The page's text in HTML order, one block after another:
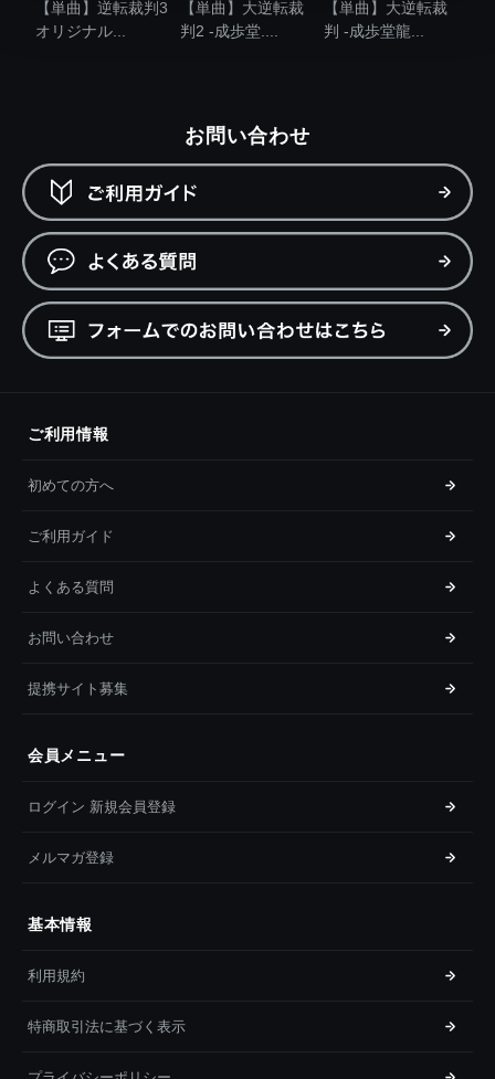
【単曲】逆転裁判3
オリジナル...
【単曲】大逆転裁
判2 -成歩堂....
【単曲】大逆転裁
判 -成歩堂龍...
お問い合わせ
ご利用情報
初めての方へ
ご利用ガイド
よくある質問
お問い合わせ
提携サイト募集
会員メニュー
ログイン 新規会員登録
メルマガ登録
基本情報
利用規約
特商取引法に基づく表示